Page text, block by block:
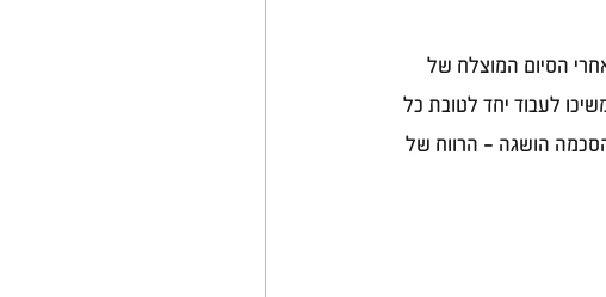
הסיום המוצלח של
לעבוד יחד לטובת כל
הושגה – הרווח של